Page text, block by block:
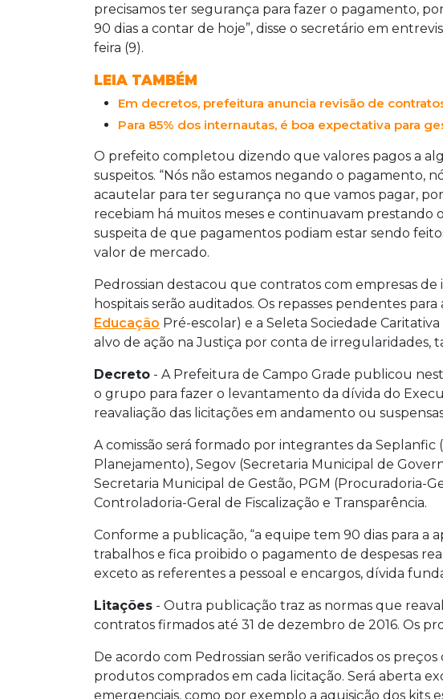
precisamos ter segurança para fazer o pagamento,
90 dias a contar de hoje”, disse o secretário em
feira (9).
LEIA TAMBÉM
Em decretos, prefeitura anuncia revisão de
Para 85% dos internautas, é boa expectativa para
O prefeito completou dizendo que valores pagos a
suspeitos. “Nós não estamos negando o pagamento,
acautelar para ter segurança no que vamos pagar,
recebiam há muitos meses e continuavam prestando
suspeita de que pagamentos podiam estar sendo
valor de mercado.
Pedrossian destacou que contratos com empresas
hospitais serão auditados. Os repasses pendentes
Educação Pré-escolar) e a Seleta Sociedade
alvo de ação na Justiça por conta de irregularidades,
Decreto - A Prefeitura de Campo Grade publicou
o grupo para fazer o levantamento da dívida do
reavaliação das licitações em andamento ou
A comissão será formado por integrantes da Seplanfic
Planejamento), Segov (Secretaria Municipal de
Secretaria Municipal de Gestão, PGM (Procuradoria-
Controladoria-Geral de Fiscalização e Transparência.
Conforme a publicação, “a equipe tem 90 dias para a
trabalhos e fica proibido o pagamento de despesas
exceto as referentes a pessoal e encargos, dívida
Litações - Outra publicação traz as normas que
contratos firmados até 31 de dezembro de 2016. Os
De acordo com Pedrossian serão verificados os
produtos comprados em cada licitação. Será aberta
emergenciais, como por exemplo a aquisição dos kits